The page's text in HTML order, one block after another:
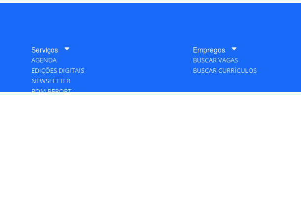
Serviços
AGENDA
EDIÇÕES DIGITAIS
NEWSLETTER
BOM REPORT
Empregos
BUSCAR VAGAS
BUSCAR CURRÍCULOS